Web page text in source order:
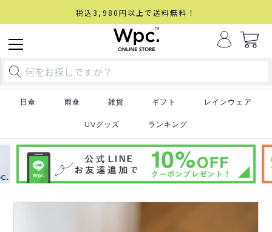
税込3,980円以上で送料無料！
日傘 雨傘 雑貨 ギフト レインウェア
UVグッズ ランキング